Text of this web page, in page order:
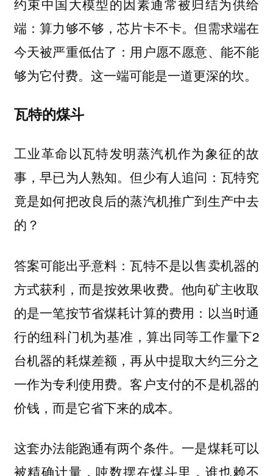
端：算力够不够，芯片卡不卡。但需求端在
今天被严重低估了：用户愿不愿意、能不能
够为它付费。这一端可能是一道更深的坎。
瓦特的煤斗
工业革命以瓦特发明蒸汽机作为象征的故
事，早已为人熟知。但少有人追问：瓦特究
竟是如何把改良后的蒸汽机推广到生产中去
的？
答案可能出乎意料：瓦特不是以售卖机器的
方式获利，而是按效果收费。他向矿主收取
的是一笔按节省煤耗计算的费用：以当时通
行的纽科门机为基准，算出同等工作量下2
台机器的耗煤差额，再从中提取大约三分之
一作为专利使用费。客户支付的不是机器的
价钱，而是它省下来的成本。
这套办法能跑通有两个条件。一是煤耗可以
被精确计量，吨数摆在煤斗里，谁也赖不